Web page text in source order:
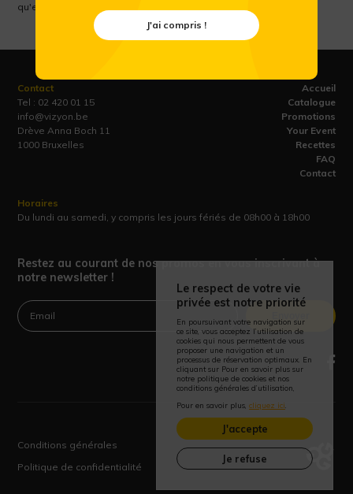
qu'elle est destinée à devenir l'un de vos favoris Absolut.
Accueil
Catalogue
Promotions
Your Event
Recettes
FAQ
Contact
Contact
Tel : 02 420 01 15
info@vizyon.be
Drève Anna Boch 11
1000 Bruxelles
Horaires
Du lundi au samedi, y compris les jours fériés de 08h00 à 18h00
Restez au courant de nos promos en vous inscrivant à
notre newsletter !
Conditions générales
Politique de confidentialité
Le respect de votre vie
privée est notre priorité
En poursuivant votre navigation sur
ce site, vous acceptez l’utilisation de
cookies qui nous permettent de vous
proposer une navigation et un
processus de réservation optimaux. En
cliquant sur Pour en savoir plus sur
notre politique de cookies et nos
conditions générales d’utilisation,
Pour en savoir plus, cliquez ici
J'accepte
Je refuse
J'ai compris !